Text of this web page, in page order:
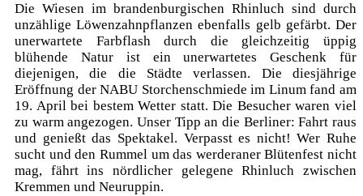
Die Wiesen im brandenburgischen Rhinluch sind durch
unzählige Löwenzahnpflanzen ebenfalls gelb gefärbt. Der
unerwartete Farbflash durch die gleichzeitig üppig
blühende Natur ist ein unerwartetes Geschenk für
diejenigen, die die Städte verlassen. Die diesjährige
Eröffnung der NABU Storchenschmiede im Linum fand am
19. April bei bestem Wetter statt. Die Besucher waren viel
zu warm angezogen. Unser Tipp an die Berliner: Fahrt raus
und genießt das Spektakel. Verpasst es nicht! Wer Ruhe
sucht und den Rummel um das werderaner Blütenfest nicht
mag, fährt ins nördlicher gelegene Rhinluch zwischen
Kremmen und Neuruppin.